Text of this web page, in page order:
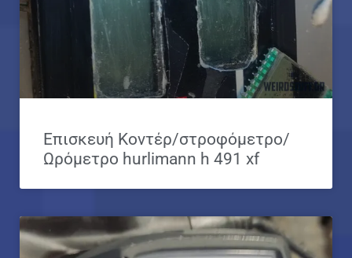
Επισκευή Κοντέρ/στροφόμετρο/
Ωρόμετρο hurlimann h 491 xf